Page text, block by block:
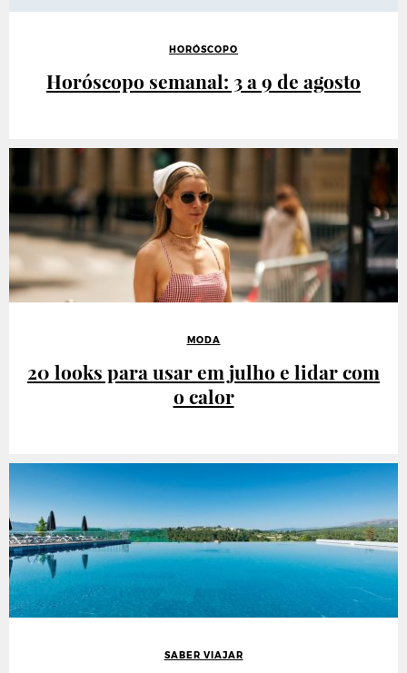
HORÓSCOPO
Horóscopo semanal: 3 a 9 de agosto
MODA
20 looks para usar em julho e lidar com
o calor
SABER VIAJAR